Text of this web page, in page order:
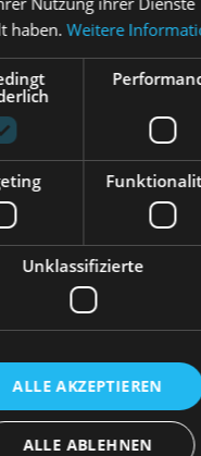
Bergen
Amiplay
Samba S
12,10€
des Produkts
haben.Weitere
Unklassifizierte
ALLE AKZEPTIEREN
ALLE ABLEHNEN